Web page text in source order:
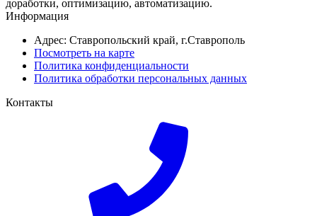
доработки, оптимизацию, автоматизацию.
Информация
Адрес: Ставропольский край, г.Ставрополь
Посмотреть на карте
Политика конфиденциальности
Политика обработки персональных данных
Контакты